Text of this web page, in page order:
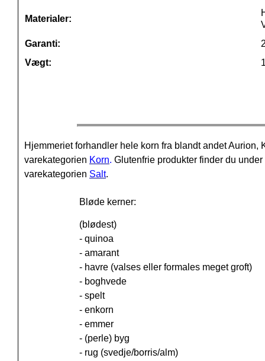
Materialer:
Garanti:
Vægt:
Hjemmeriet forhandler hele korn fra blandt andet
varekategorien Korn. Glutenfrie produkter finder du
varekategorien Salt.
Bløde kerner:
(blødest)
- quinoa
- amarant
- havre (valses eller formales meget groft)
- boghvede
- spelt
- enkorn
- emmer
- (perle) byg
- rug (svedje/borris/alm)